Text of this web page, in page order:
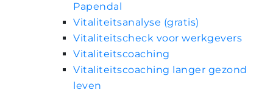
Papendal
Vitaliteitsanalyse (gratis)
Vitaliteitscheck voor werkgevers
Vitaliteitscoaching
Vitaliteitscoaching langer gezond
leven